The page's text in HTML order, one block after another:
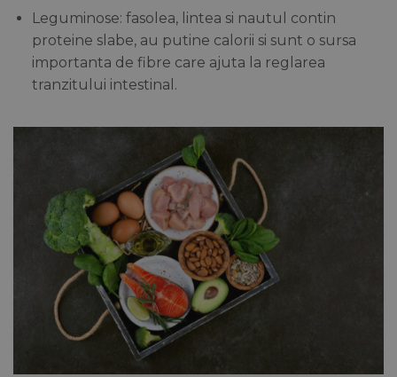
Leguminose: fasolea, lintea si nautul contin
proteine slabe, au putine calorii si sunt o sursa
importanta de fibre care ajuta la reglarea
tranzitului intestinal.